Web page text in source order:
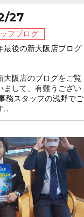
27
フブログ
最後の新大阪店ブログ
大阪店のブログをご覧
まして、有難うござい
務スタッフの浅野でご
...